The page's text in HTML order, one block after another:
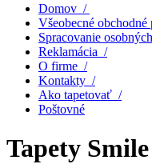
Domov /
Všeobecné
Spracovanie
Reklamácia /
O firme /
Kontakty /
Ako tapetovať /
Poštovné
Tapety Smile